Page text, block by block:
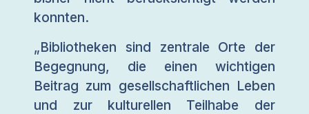
konnten.
„Bibliotheken sind zentrale Orte der
Begegnung, die einen wichtigen
Beitrag zum gesellschaftlichen Leben
und zur kulturellen Teilhabe der